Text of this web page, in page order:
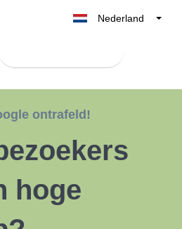
Nederland
België
España
ontrafeld!
hoge